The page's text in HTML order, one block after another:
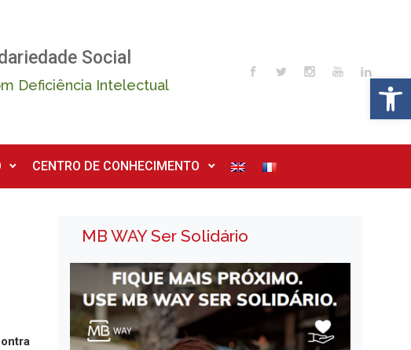
Social
Deficiência Intelectual
CENTRO DE CONHECIMENTO
MB WAY Ser Solidário